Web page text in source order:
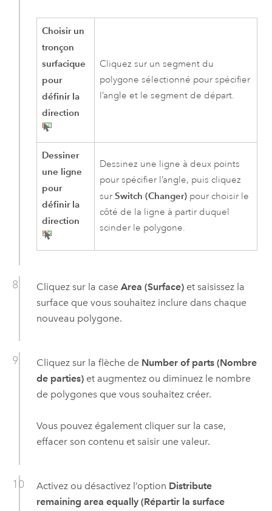
Choisir un
tronçon
surfacique
pour
définir la
direction
Cliquez sur un segment du
polygone sélectionné pour spécifier
l’angle et le segment de départ.
Dessiner
une ligne
pour
définir la
direction
Dessinez une ligne à deux points
pour spécifier l’angle, puis cliquez
surSwitch (Changer) pour choisir le
côté de la ligne à partir duquel
scinder le polygone.
Cliquez sur la case Area (Surface)et saisissez la
surface que vous souhaitez inclure dans chaque
nouveau polygone.
Cliquez sur la flèche de Number of parts (Nombre
de parties)et augmentez ou diminuez le nombre
de polygones que vous souhaitez créer.
Vous pouvez également cliquer sur la case,
effacer son contenu et saisir une valeur.
Activez ou désactivez l’option Distribute
remaining area equally (Répartir la surface